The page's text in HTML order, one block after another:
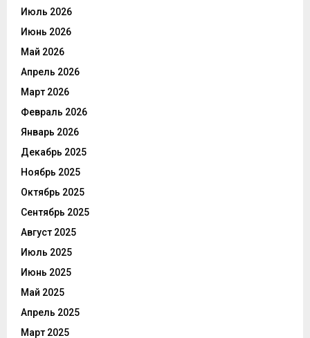
Июль 2026
Июнь 2026
Май 2026
Апрель 2026
Март 2026
Февраль 2026
Январь 2026
Декабрь 2025
Ноябрь 2025
Октябрь 2025
Сентябрь 2025
Август 2025
Июль 2025
Июнь 2025
Май 2025
Апрель 2025
Март 2025